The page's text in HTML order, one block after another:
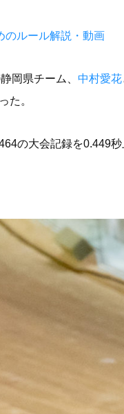
のルール解説・動画
岡県チーム、 中村愛花
た。
の大会記録を0.449秒